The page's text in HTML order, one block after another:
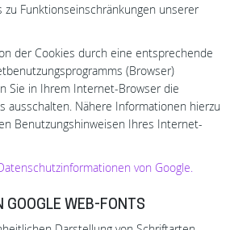
zu Funktionseinschränkungen unserer
der Cookies durch eine entsprechende
(Browser)
Sie in Ihrem Internet-Browser die
ausschalten. Nähere Informationen hierzu
Benutzungshinweisen Ihres Internet-
von Google.
GOOGLE WEB-FONTS